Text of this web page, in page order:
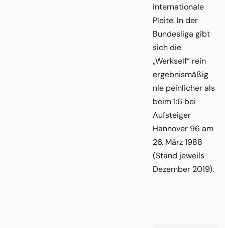
internationale
Pleite. In der
Bundesliga gibt
sich die
,,Werkself“ rein
ergebnismäßig
nie peinlicher als
beim 1:6 bei
Aufsteiger
Hannover 96 am
26. März 1988
(Stand jeweils
Dezember 2019).